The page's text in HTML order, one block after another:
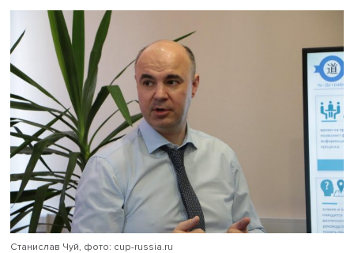
осуществления грузопотока между Азией и Европой,
самостоятельный транспортный маршрут со своей
национальной грузовой базой, основанной на
экономике субъектов Федерации». Этот маршрут нужен
доставки продукции несырьевого экспорта на
рынки, а также востребованной продукции в
регионы.